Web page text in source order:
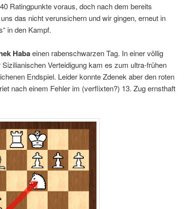
Ratingpunkte voraus, doch nach dem bereits
das nicht verunsichern und wir gingen, erneut in
in den Kampf.
Habaeinen rabenschwarzen Tag. In einer völlig
Verteidigung kam es zum ultra-frühen
Endspiel. Leider konnte Zdenek aber den roten
nach einem Fehler im (verflixten?) 13. Zug ernsthaft